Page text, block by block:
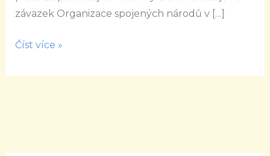
závazek Organizace spojených národů v […]
Číst více »